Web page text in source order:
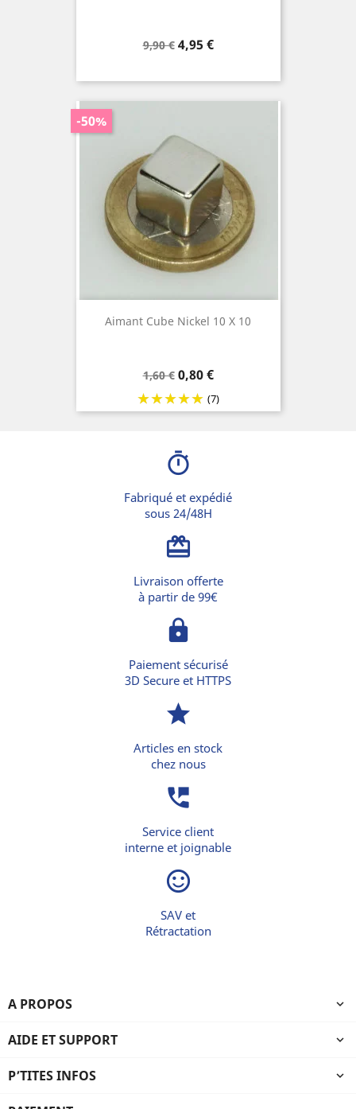
Prix
9,90 € Prix
4,95 €
Aimant Cube Nickel 10 X 10
Prix
de
base
1,60 €
-50%
Prix
0,80 €
(7)
timer
Fabriqué et expédié
sous 24/48H
card_giftcard
Livraison offerte
à partir de 99€
lock
Paiement sécurisé
3D Secure et HTTPS
star
Articles en stock
chez nous
perm_phone_msg
Service client
interne et joignable
sentiment_satisfied_alt
SAV et
Rétractation
A PROPOS 
AIDE ET SUPPORT 
P’TITES INFOS 